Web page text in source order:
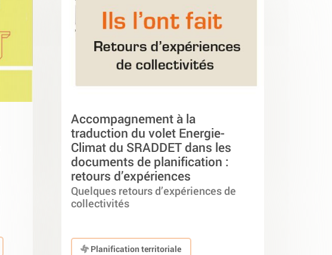
Accompagnement à la
traduction du volet Energie-
Climat du SRADDET dans les
documents de planification :
retours d’expériences
Quelques retours d’expériences de
collectivités
Planification territoriale